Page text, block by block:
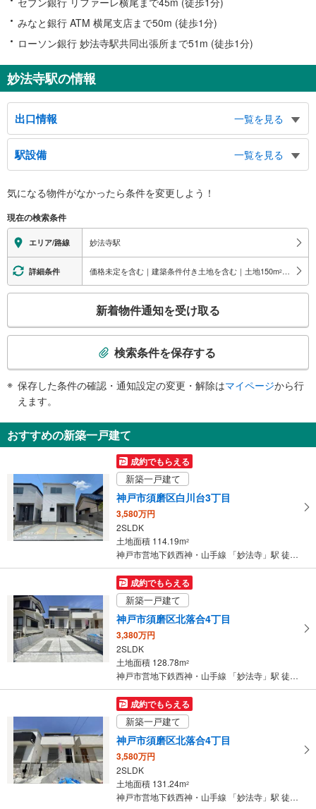
みなと銀行 ATM 横尾支店まで50m (徒歩1分)
ローソン銀行 妙法寺駅共同出張所まで51m (徒歩1分)
妙法寺駅の情報
出口情報
一覧を見る
南出口
横尾小学校、横尾中学校、友が丘高校、啓明学院、友が丘、横尾１−９丁目、
リファーレ横尾
北出口
クシーのりば
駅設備
一覧を見る
※段差なしでの移動経路
地上⇔改札⇔ホーム：○
エレベータ
・各ホーム⇔改札
エスカレータ
・各ホーム⇔改札
・改札内
・ＡＥＤ
気になる物件がなかったら条件を変更しよう！
現在の検索条件
エリア/路線 妙法寺駅
詳細条件 価格未定を含む｜建築条件付き土地を含む｜土地150m2 以上
検
知
を
け
取
る
・
条
イ
ペ
ー
ジ
に
存
る
新着物件通知を受け取る
検索条件を保存する
保存した条件の確認・通知設定の変更・解除はマイページから行
えます。
おすすめの新築一戸建て
成約でもらえる
新築一戸建て
神戸市須磨区白川台3丁目
3,580万円
2SLDK
土地面積 114.19m2
神戸市営地下鉄西神・山手線 「妙法寺」駅 徒歩28分
成約でもらえる
新築一戸建て
神戸市須磨区北落合4丁目
3,380万円
2SLDK
土地面積 128.78m2
神戸市営地下鉄西神・山手線 「妙法寺」駅 徒歩41分
成約でもらえる
新築一戸建て
神戸市須磨区北落合4丁目
3,580万円
2SLDK
土地面積 131.24m2
神戸市営地下鉄西神・山手線 「妙法寺」駅 徒歩41分